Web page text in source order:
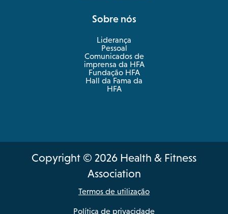
Sobre nós
Liderança
Pessoal
Comunicados de
imprensa da HFA
Fundação HFA
Hall da Fama da
HFA
Copyright © 2026 Health & Fitness
Association
Termos de utilização
Política de privacidade